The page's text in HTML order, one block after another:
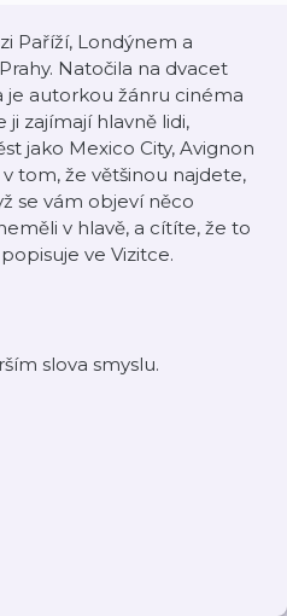
Paříží, Londýnem a
Natočila na dvacet
autorkou žánru cinéma
ji zajímají hlavně lidi,
jako Mexico City, Avignon
tom, že většinou najdete,
se vám objeví něco
v hlavě, a cítíte, že to
ve Vizitce.
slova smyslu.